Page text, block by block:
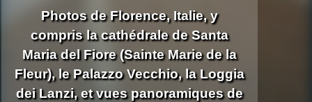
Photos de Florence, Italie, y
compris la cathédrale de Santa
Maria del Fiore (Sainte Marie de la
Fleur), le Palazzo Vecchio, la Loggia
dei Lanzi, et vues panoramiques de